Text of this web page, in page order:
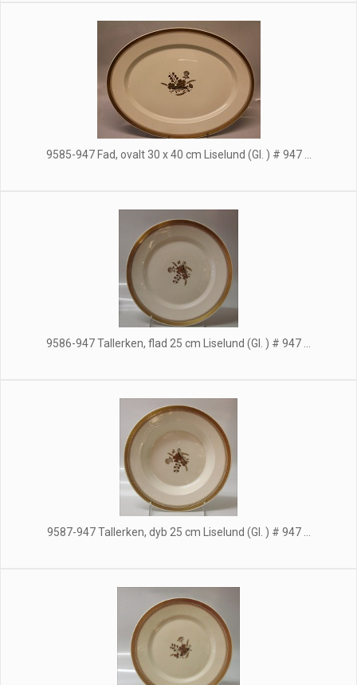
9585-947 Fad, ovalt 30 x 40 cm Liselund (Gl. ) # 947 ...
9586-947 Tallerken, flad 25 cm Liselund (Gl. ) # 947 ...
9587-947 Tallerken, dyb 25 cm Liselund (Gl. ) # 947 ...